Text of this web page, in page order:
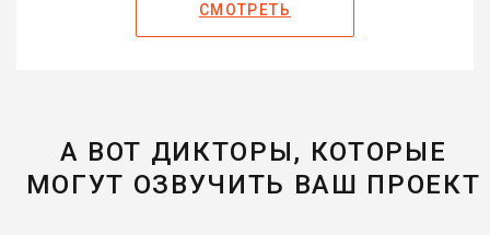
СМОТРЕТЬ
А ВОТ ДИКТОРЫ, КОТОРЫЕ
МОГУТ ОЗВУЧИТЬ ВАШ ПРОЕКТ